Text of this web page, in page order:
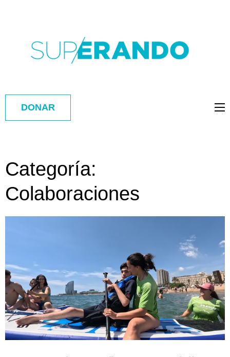
DONAR
Categoría:
Colaboraciones